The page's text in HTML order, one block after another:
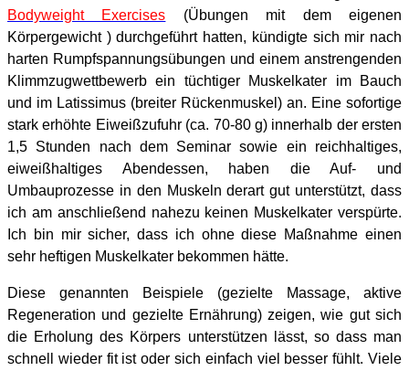
Bodyweight Exercises (Übungen mit dem eigenen
Körpergewicht ) durchgeführt hatten, kündigte sich mir nach
harten Rumpfspannungsübungen und einem anstrengenden
Klimmzugwettbewerb ein tüchtiger Muskelkater im Bauch
und im Latissimus (breiter Rückenmuskel) an. Eine sofortige
stark erhöhte Eiweißzufuhr (ca. 70-80 g) innerhalb der ersten
1,5 Stunden nach dem Seminar sowie ein reichhaltiges,
eiweißhaltiges Abendessen, haben die Auf- und
Umbauprozesse in den Muskeln derart gut unterstützt, dass
ich am anschließend nahezu keinen Muskelkater verspürte.
Ich bin mir sicher, dass ich ohne diese Maßnahme einen
sehr heftigen Muskelkater bekommen hätte.
Diese genannten Beispiele (gezielte Massage, aktive
Regeneration und gezielte Ernährung) zeigen, wie gut sich
die Erholung des Körpers unterstützen lässt, so dass man
schnell wieder fit ist oder sich einfach viel besser fühlt. Viele